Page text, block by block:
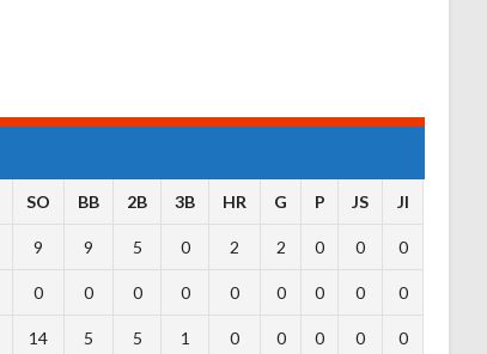
SO BB 2B 3B HR G P JS JI
9 9 5 0 2 2 0 0 0
0 0 0 0 0 0 0 0 0
14 5 5 1 0 0 0 0 0